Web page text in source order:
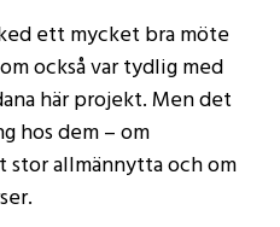
ett mycket bra möte
också var tydlig med
här projekt. Men det
hos dem – om
allmännytta och om